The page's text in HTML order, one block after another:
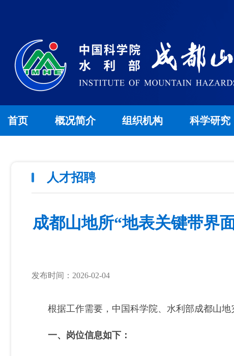
首页 概况简介 组织机构 科学研究
人才招聘
成都山地所“地表关键带界
发布时间：2026-02-04
根据工作需要，中国科学院、水利部成都山地
一、岗位信息如下：